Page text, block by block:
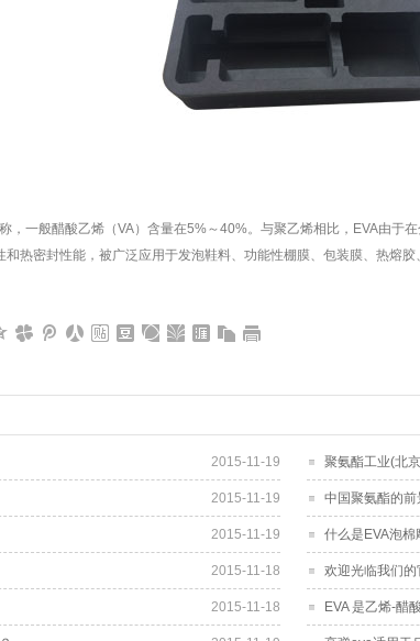
，一般醋酸乙烯（VA）含量在5%～40%。与聚乙烯相比，EVA由于
热密封性能，被广泛应用于发泡鞋料、功能性棚膜、包装膜、热熔胶
2015-11-19 聚氨酯工业(北
2015-11-19 中国聚氨酯的前
2015-11-19 什么是EVA泡棉
2015-11-18 欢迎光临我们的
2015-11-18 EVA 是乙烯-醋